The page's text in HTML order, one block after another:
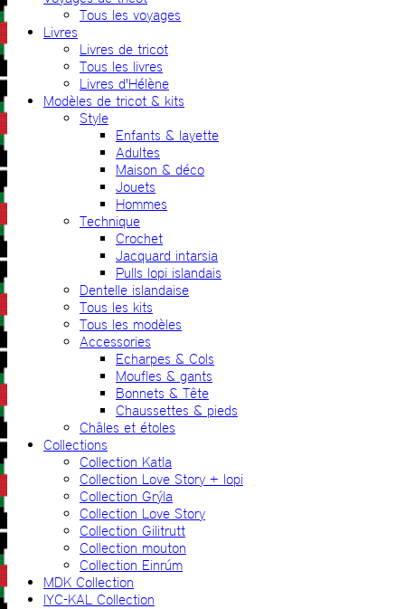
Tous les voyages
Livres
Livres de tricot
Tous les livres
Livres d'Hélène
Modèles de tricot & kits
Style
Enfants & layette
Adultes
Maison & déco
Jouets
Hommes
Technique
Crochet
Jacquard intarsia
Pulls lopi islandais
Dentelle islandaise
Tous les kits
Tous les modèles
Accessories
Echarpes & Cols
Moufles & gants
Bonnets & Tête
Chaussettes & pieds
Châles et étoles
Collections
Collection Katla
Collection Love Story + lopi
Collection Grýla
Collection Love Story
Collection Gilitrutt
Collection mouton
Collection Einrúm
MDK Collection
IYC-KAL Collection